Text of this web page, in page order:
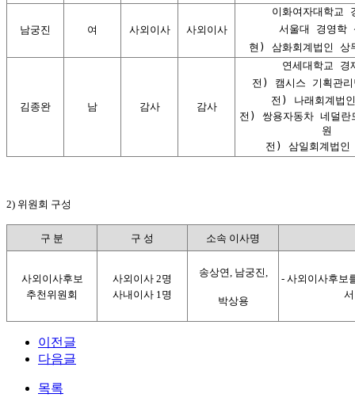
남궁진 여 사외이사 사외이사
이화여자대학교
서울대 경영학
현) 삼화회계법인 상
김종완 남 감사 감사
연세대학교 경
전) 캠시스 기획관
전) 나래회계법
전) 쌍용자동차 네덜란
원
전) 삼일회계법인
2) 위원회 구성
구 분 구 성 소속 이사명
사외이사후보
추천위원회
사외이사 2명
사내이사 1명
송상연, 남궁진,
박상용
- 사외이사후보
이전글
다음글
목록